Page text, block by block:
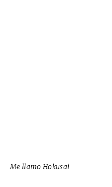
Me llamo Hokusai